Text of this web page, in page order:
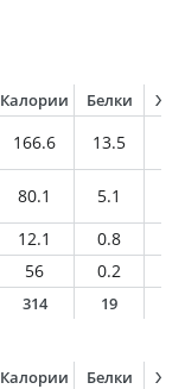
Калории Белки
166.6 13.5
80.1 5.1
12.1 0.8
56 0.2
314 19
Калории Белки